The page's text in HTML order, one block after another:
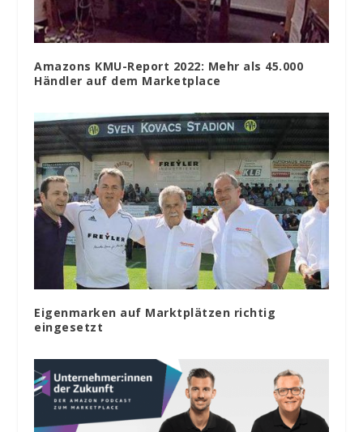
Amazons KMU-Report 2022: Mehr als 45.000
Händler auf dem Marketplace
Eigenmarken auf Marktplätzen richtig
eingesetzt